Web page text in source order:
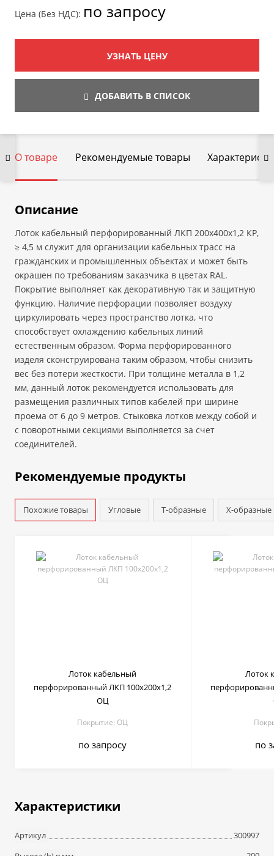
Цена (Без НДС): по запросу
УЗНАТЬ ЦЕНУ
ДОБАВИТЬ В СПИСОК
О товаре Рекомендуемые товары
Описание
Лоток кабельный перфорированный ЛКП 200х400х1,2 КР,
≥ 4,5 м служит для организации кабельных трасс на
гражданских и промышленных объектах и может быть
окрашен по требованиям заказчика в цветах RAL.
Покрытие выполняет как декоративную так и защитную
функцию. Наличие перфорации позволяет воздуху
циркулировать через пространство лотка, что
способствует охлаждению кабельных линий
естественным образом. Форма перфорированного
изделя сконструирована таким образом, чтобы снизить
вес без потери жесткости. При толщине металла в 1,2
мм, данный лоток рекомендуется использовать для
размещения различных типов кабелей при ширине
проема от 6 до 9 метров. Стыковка лотков между собой и
с поворотными секциями выполняется за счет
соединителей.
Рекомендуемые продукты
Похожие товары Угловые Т-образные Х-образные
Лоток кабельный
перфорированный ЛКП 100х200х1,2
ОЦ
Покрытие: ОЦ
по запросу
Лоток
по
Характеристики
Артикул
300997